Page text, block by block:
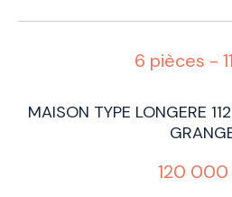
6 pièces -
MAISON TYPE LONGERE
120